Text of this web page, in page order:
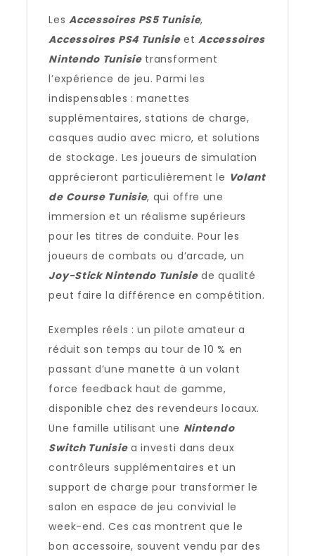
LesAccessoires PS5 Tunisie,
Accessoires PS4 TunisieetAccessoires
Nintendo Tunisietransforment
l’expérience de jeu. Parmi les
indispensables : manettes
supplémentaires, stations de charge,
casques audio avec micro, et solutions
de stockage. Les joueurs de simulation
apprécieront particulièrement le Volant
de Course Tunisie, qui offre une
immersion et un réalisme supérieurs
pour les titres de conduite. Pour les
joueurs de combats ou d’arcade, un
Joy-Stick Nintendo Tunisiede qualité
peut faire la différence en compétition.
Exemples réels : un pilote amateur a
réduit son temps au tour de 10 % en
passant d’une manette à un volant
force feedback haut de gamme,
disponible chez des revendeurs locaux.
Une famille utilisant une Nintendo
Switch Tunisiea investi dans deux
contrôleurs supplémentaires et un
support de charge pour transformer le
salon en espace de jeu convivial le
week-end. Ces cas montrent que le
bon accessoire, souvent vendu par des